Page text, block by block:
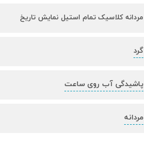
مردانه کلاسیک تمام استیل نمایش تاریخ
گرد
پاشیدگی آب روی ساعت
مردانه